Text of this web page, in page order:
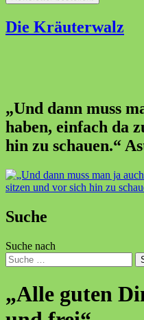
Die Kräuterwalz
„Und dann muss
haben, einfach da
hin zu schauen.“
Suche
Suche nach
„Alle guten